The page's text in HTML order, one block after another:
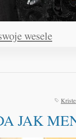
wesele
JAK